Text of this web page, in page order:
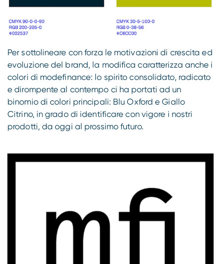
Per sottolineare con forza le motivazioni di crescita ed
evoluzione del brand, la modifica caratterizza anche i
colori di modefinance: lo spirito consolidato, radicato
e dirompente al contempo ci ha portati ad un
binomio di colori principali: Blu Oxford e Giallo
Citrino, in grado di identificare con vigore i nostri
prodotti, da oggi al prossimo futuro.